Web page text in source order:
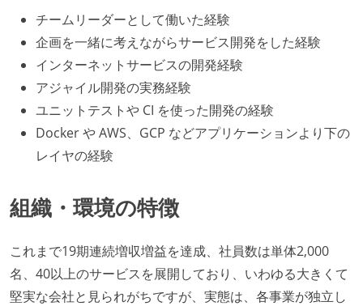
チームリーダーとして働いた経験
企画を一緒に考えながらサービス開発をした経験
インターネットサービスの開発経験
アジャイル開発の実務経験
ユニットテストや CI を使った開発の経験
Docker や AWS、GCP などアプリケーションより下の
レイヤの経験
組織・環境の特徴
これまで19期連続増収増益を達成、社員数は単体2,000
名、40以上のサービスを展開しており、いわゆる大きくて
堅実な会社と見られがちですが、実態は、各事業が独立し